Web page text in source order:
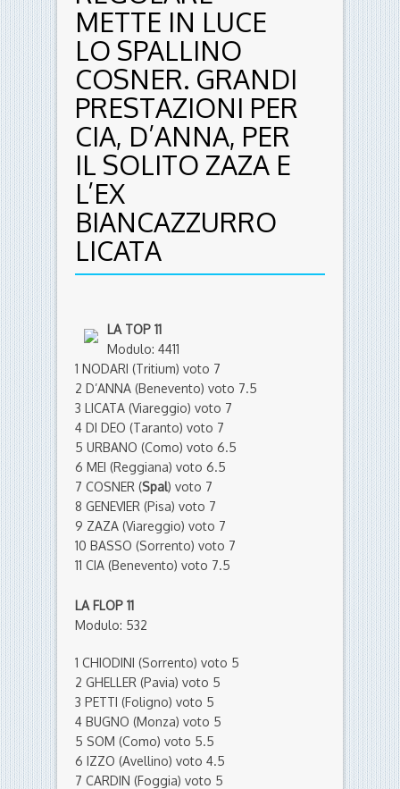
METTE IN LUCE
LO SPALLINO
COSNER. GRANDI
PRESTAZIONI PER
CIA, D’ANNA, PER
IL SOLITO ZAZA E
L’EX
BIANCAZZURRO
LICATA
LA TOP 11
Modulo: 4411
1 NODARI (Tritium) voto 7
2 D’ANNA (Benevento) voto 7.5
3 LICATA (Viareggio) voto 7
4 DI DEO (Taranto) voto 7
5 URBANO (Como) voto 6.5
6 MEI (Reggiana) voto 6.5
7 COSNER (Spal) voto 7
8 GENEVIER (Pisa) voto 7
9 ZAZA (Viareggio) voto 7
10 BASSO (Sorrento) voto 7
11 CIA (Benevento) voto 7.5
LA FLOP 11
Modulo: 532
1 CHIODINI (Sorrento) voto 5
2 GHELLER (Pavia) voto 5
3 PETTI (Foligno) voto 5
4 BUGNO (Monza) voto 5
5 SOM (Como) voto 5.5
6 IZZO (Avellino) voto 4.5
7 CARDIN (Foggia) voto 5